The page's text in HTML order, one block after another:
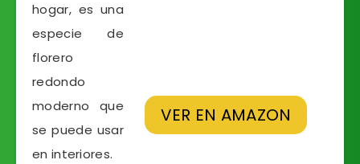
VER EN AMAZON
hogar, es una
especie de
florero
redondo
moderno que
se puede usar
en interiores.